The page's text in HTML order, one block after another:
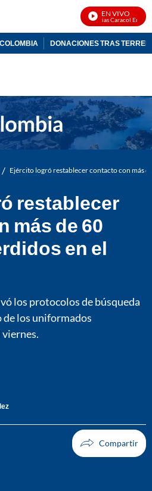
EN VIVO
Noticias Caracol En Vivo
DONACIONES TRAS
/ Ejército logró restablecer contacto con más
restablecer
más de 60
en el
los protocolos de búsqueda
de los uniformados